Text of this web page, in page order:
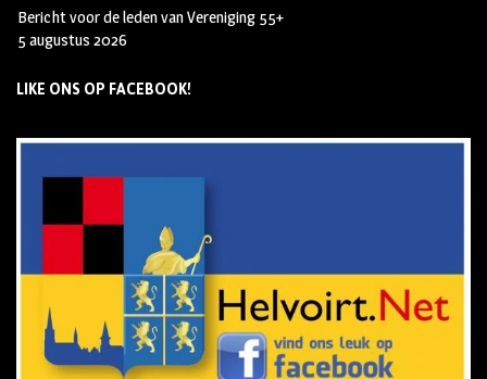
Bericht voor de leden van Vereniging 55+
5 augustus 2026
LIKE ONS OP FACEBOOK!